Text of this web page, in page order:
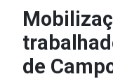
de